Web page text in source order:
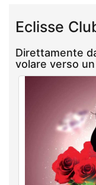
Eclisse
Direttamente
volare verso